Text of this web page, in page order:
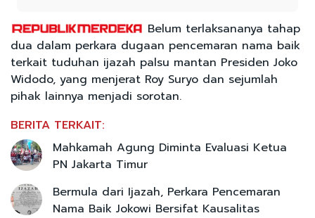
Belum terlaksananya tahap
dua dalam perkara dugaan pencemaran nama baik
terkait tuduhan ijazah palsu mantan Presiden Joko
Widodo, yang menjerat Roy Suryo dan sejumlah
pihak lainnya menjadi sorotan.
BERITA TERKAIT:
Mahkamah Agung Diminta Evaluasi Ketua
PN Jakarta Timur
Bermula dari Ijazah, Perkara Pencemaran
Nama Baik Jokowi Bersifat Kausalitas